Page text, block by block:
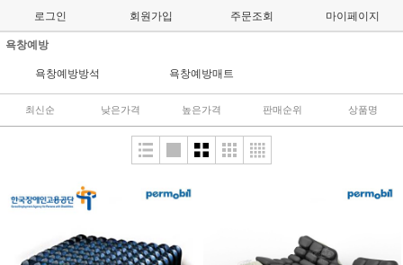
로그인 회원가입 주문조회 마이페이지
욕창예방
욕창예방방석 욕창예방매트
최신순 낮은가격 높은가격 판매순위 상품명